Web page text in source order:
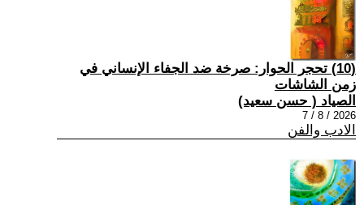
(10) تحجر الحوار: صرخة ضد الجفاء الإنساني في
زمن الشاشات
الصياد ‏( حسن سعيد‏)
2026 / 8 / 7
الادب والفن